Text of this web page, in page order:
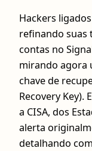
Hackers
refinando suas
contas no
mirando agora
chave de
Recovery Key).
a CISA, dos
alerta
detalhando